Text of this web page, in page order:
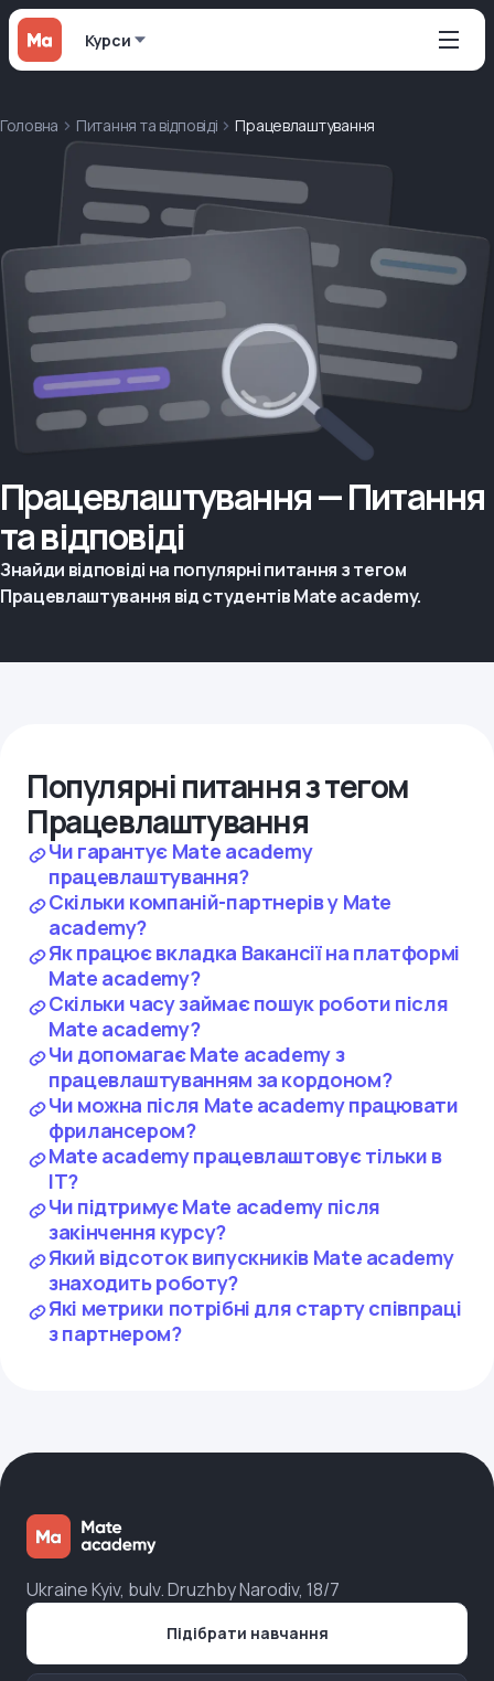
Курси
Головна Питання та відповіді Працевлаштування
Працевлаштування — Питання
та відповіді
Знайди відповіді на популярні питання з тегом
Працевлаштування від студентів Mate academy.
Популярні питання з тегом
Працевлаштування
Чи гарантує Mate academy
працевлаштування?
Скільки компаній-партнерів у Mate
academy?
Як працює вкладка Вакансії на платформі
Mate academy?
Скільки часу займає пошук роботи після
Mate academy?
Чи допомагає Mate academy з
працевлаштуванням за кордоном?
Чи можна після Mate academy працювати
фрилансером?
Mate academy працевлаштовує тільки в
ІТ?
Чи підтримує Mate academy після
закінчення курсу?
Який відсоток випускників Mate academy
знаходить роботу?
Які метрики потрібні для старту співпраці
з партнером?
Ukraine Kyiv, bulv. Druzhby Narodiv, 18/7
Підібрати навчання